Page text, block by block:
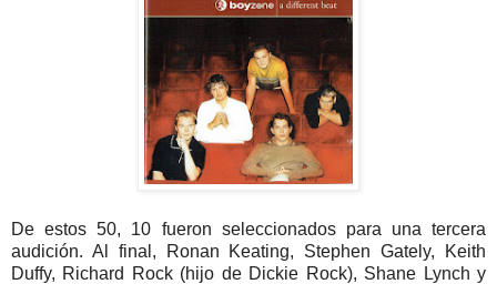
De estos 50, 10 fueron seleccionados para una tercera
audición. Al final, Ronan Keating, Stephen Gately, Keith
Duffy, Richard Rock (hijo de Dickie Rock), Shane Lynch y